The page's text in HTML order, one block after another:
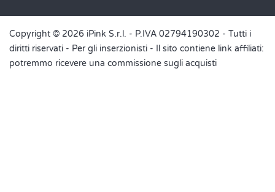
Copyright © 2026 iPink S.r.l. - P.IVA 02794190302 - Tutti i
diritti riservati - Per gli inserzionisti - Il sito contiene link affiliati:
potremmo ricevere una commissione sugli acquisti